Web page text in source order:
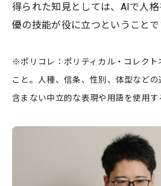
得られた知見としては、AIで人
優の技能が役に立つということで
※ポリコレ：ポリティカル・コレクト
こと。人種、信条、性別、体型など
含まない中立的な表現や用語を使用す